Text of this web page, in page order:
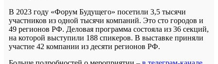
В 2023 году «Форум Будущего» посетили 3,5 тысячи
участников из одной тысячи компаний. Это сто городов и
49 регионов РФ. Деловая программа состояла из 36 секций,
на которой выступили 188 спикеров. В выставке приняли
участие 42 компании из десяти регионов РФ.